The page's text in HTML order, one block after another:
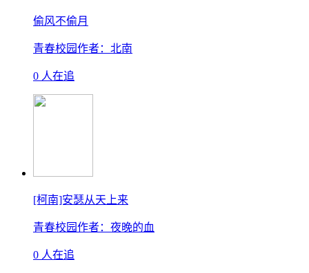
偷风不偷月
青春校园作者：北南
0 人在追
[柯南]安瑟从天上来
青春校园作者：夜晚的血
0 人在追